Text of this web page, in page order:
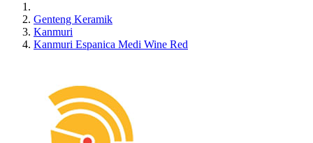
Genteng Keramik
Kanmuri
Kanmuri Espanica Medi Wine Red